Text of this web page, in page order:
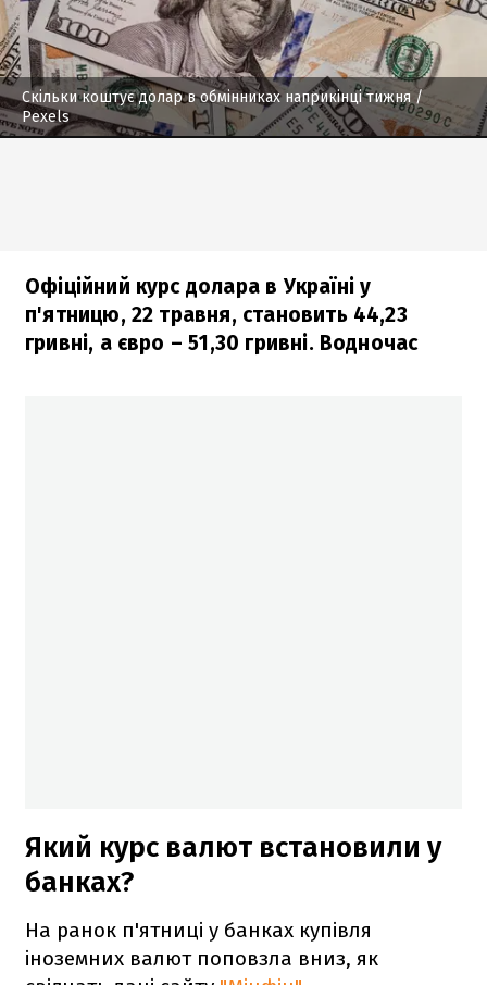
Скільки коштує долар в обмінниках наприкінці тижня /
Рexels
Офіційний курс долара в Україні у
п'ятницю, 22 травня, становить 44,23
гривні, а євро – 51,30 гривні. Водночас
Який курс валют встановили у
банках?
На ранок п'ятниці у банках купівля
іноземних валют поповзла вниз, як